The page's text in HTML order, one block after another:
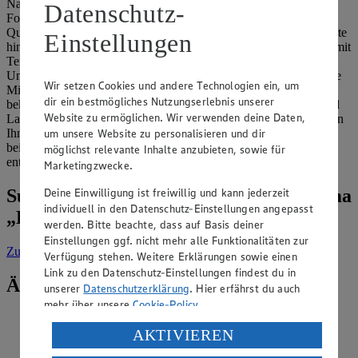
Name aus dem fränkischen kommt, der in einer runden flachen
Form gebacken wird. Ein wesentlicher Unterschied zwischen
Quiche und Tarte ist, dass eine Quiche meist herzhaft ist. Eine Tarte
hingegen kann meist süß zubereitet wird. Es gibt sie zudem auch mit
Teighaube, was bei einer Quiche nicht vorkommt. Ein weiterer
Unterschied ist der Guss aus Eiern und Schmand beziehungsweise
Milch, der für die Füllung einer Quiche charakteristisch ist. Ein
bekanntes Beispiel ist die würzige Quiche Lorraine mit Speck und
Lauch. Genug Theorie? Tolle Backideen zum Ausprobieren liefern
Ihnen unsere abwechslungsreichenTarte-Rezepte. Probieren Sie
beispielsweise unsere rein vegetarischeGemüsetarte . Gleich
entdecken und zu Hause köstlich genießen!
Suche weitere Tipps & Tricks zum Thema
„Backen“
Zur Suchevorgefiltert nach Kategorie: Backen
Ähnliche Inhalte
Was ist Pottasche?
Kategorie:Backen
Datenschutz-
Einstellungen
Wir setzen Cookies und andere Technologien ein, um
dir ein bestmögliches Nutzungserlebnis unserer
Website zu ermöglichen. Wir verwenden deine Daten,
um unsere Website zu personalisieren und dir
möglichst relevante Inhalte anzubieten, sowie für
Marketingzwecke.
Deine Einwilligung ist freiwillig und kann jederzeit
individuell in den Datenschutz-Einstellungen angepasst
werden. Bitte beachte, dass auf Basis deiner
Einstellungen ggf. nicht mehr alle Funktionalitäten zur
Verfügung stehen. Weitere Erklärungen sowie einen
Link zu den Datenschutz-Einstellungen findest du in
unserer Datenschutzerklärung. Hier erfährst du auch
mehr über unsereCookie-Policy.
Verarbeitung deiner personenbezogenen Daten in den
USA durch Facebook und YouTube:
AKTIVIEREN